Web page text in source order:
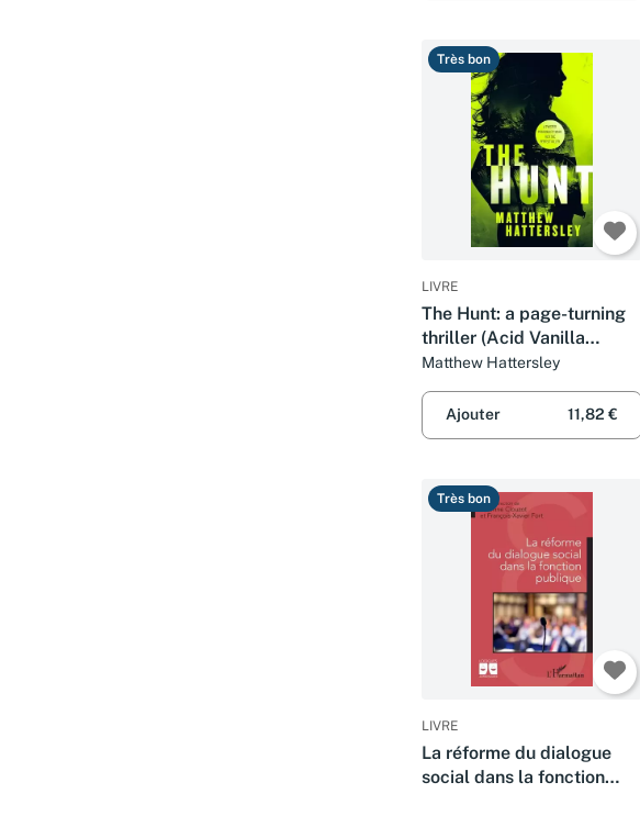
Très bon
LIVRE
The Hunt: a page-turning
thriller (Acid Vanilla
Series, 3)
Matthew Hattersley
Ajouter 11,82 €
Très bon
LIVRE
La réforme du dialogue
social dans la fonction